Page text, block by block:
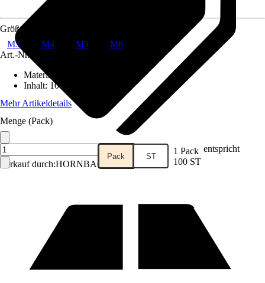
Verkauf durch:HORNBACH
Größe
M3
M4 M5
M6
Art.-Nr.
Material
Inhalt: 100 Stück
Mehr Artikeldetails
Menge (Pack)
Pack ST 1 Pack entspricht
100 ST